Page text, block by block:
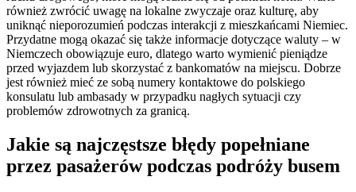
również zwrócić uwagę na lokalne zwyczaje oraz kulturę, aby
uniknąć nieporozumień podczas interakcji z mieszkańcami Niemiec.
Przydatne mogą okazać się także informacje dotyczące waluty – w
Niemczech obowiązuje euro, dlatego warto wymienić pieniądze
przed wyjazdem lub skorzystać z bankomatów na miejscu. Dobrze
jest również mieć ze sobą numery kontaktowe do polskiego
konsulatu lub ambasady w przypadku nagłych sytuacji czy
problemów zdrowotnych za granicą.
Jakie są najczęstsze błędy popełniane
przez pasażerów podczas podróży busem